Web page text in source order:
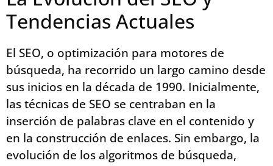
Tendencias Actuales
El SEO, o optimización para motores de
búsqueda, ha recorrido un largo camino desde
sus inicios en la década de 1990. Inicialmente,
las técnicas de SEO se centraban en la
inserción de palabras clave en el contenido y
en la construcción de enlaces. Sin embargo, la
evolución de los algoritmos de búsqueda,